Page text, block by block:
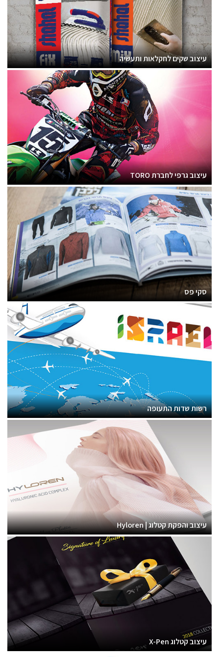
עיצוב שקים לחקלאות ותעשיה
עיצוב גרפי לחברת TORO
סקי פס
רשות שדות התעופה
עיצוב והפקת קטלוג | Hyloren
עיצוב קטלוג X-Pen